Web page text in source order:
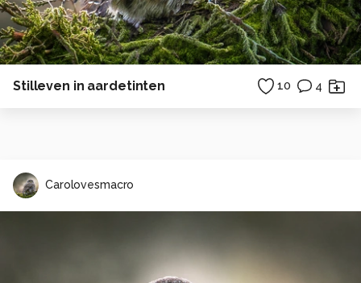
Stilleven in aardetinten 10 4
Carolovesmacro